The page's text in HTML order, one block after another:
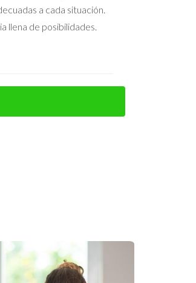
personales, Laura
problemas, solicitó
a cada situación.
llena de posibilidades.